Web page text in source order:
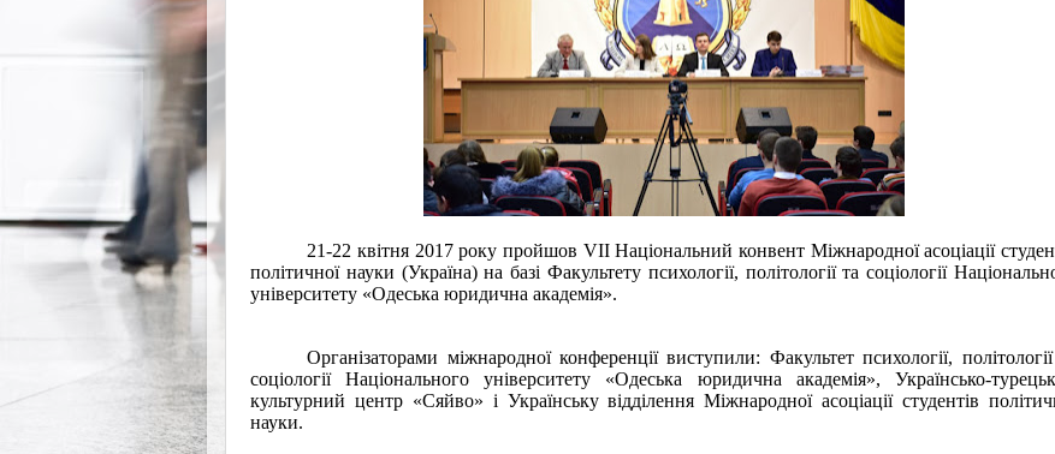
21-22 квітня 2017 року пройшов VII Національний конвент Міжнародної асоціації
політичної науки (Україна) на базі Факультету психології, політології та соціології
університету «Одеська юридична академія».
Організаторами міжнародної конференції виступили: Факультет психології,
соціології Національного університету «Одеська юридична академія», Українсько-
культурний центр «Сяйво» і Українську відділення Міжнародної асоціації студентів
науки.